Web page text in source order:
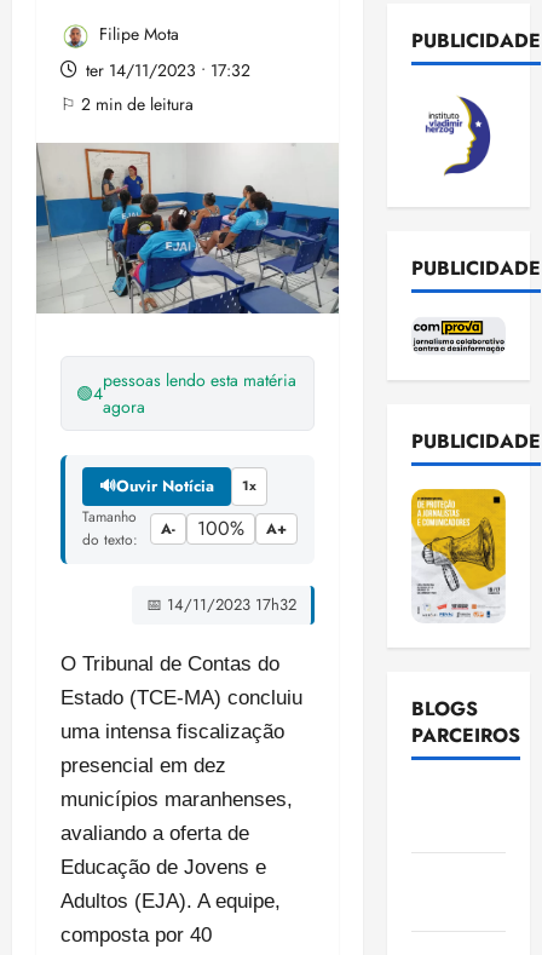
Filipe Mota
ter 14/11/2023 • 17:32
⚐ 2 min de leitura
🟢4
pessoas lendo esta matéria
agora
🔊Ouvir Notícia 1x
Tamanho
do texto:
A- 100% A+
📅 14/11/2023 17h32
O Tribunal de Contas do
Estado (TCE-MA) concluiu
uma intensa fiscalização
presencial em dez
municípios maranhenses,
avaliando a oferta de
Educação de Jovens e
Adultos (EJA). A equipe,
composta por 40
PUBLICIDADE
PUBLICIDADE
PUBLICIDADE
BLOGS
PARCEIROS